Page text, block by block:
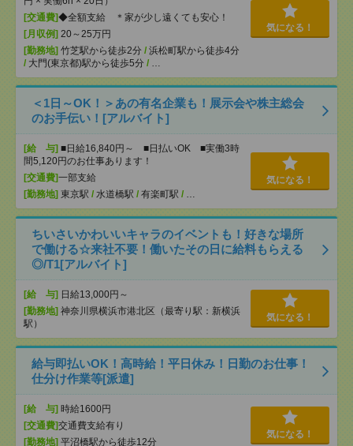
[交通費]◆全額支給 ＊家が少し遠くても安心！
[月収例] 20～25万円
[勤務地] 竹芝駅から徒歩2分 / 浜松町駅から徒歩4分
/ 大門(東京都)駅から徒歩5分 / …
気になる！
＜1日～OK！＞あの有名企業も！展示会や株主総会
のお手伝い！[アルバイト]
[給 与] ■日給16,840円～ ■日払いOK ■実働3時
間5,120円のお仕事あります！
[交通費]一部支給
[勤務地] 東京駅 / 水道橋駅 / 有楽町駅 / …
気になる！
ちいさいかわいいキャラのイベントも！好きな場所
で働ける☆来社不要！働いたその日に給料もらえる
◎/T1[アルバイト]
[給 与] 日給13,000円～
[勤務地] 神奈川県横浜市港北区（最寄り駅：新横浜
駅）
気になる！
給与即払いOK！高時給！平日休み！日勤のお仕事！
仕分け作業等[派遣]
[給 与] 時給1600円
[交通費]交通費支給有り
[勤務地] 平沼橋駅から徒歩12分
気になる！